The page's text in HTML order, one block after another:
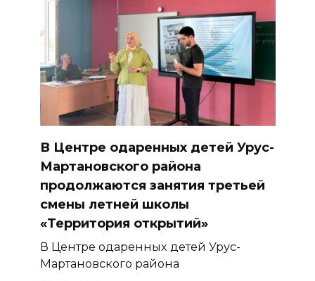
В Центре одаренных детей Урус-
Мартановского района
продолжаются занятия третьей
смены летней школы
«Территория открытий»
В Центре одаренных детей Урус-
Мартановского района